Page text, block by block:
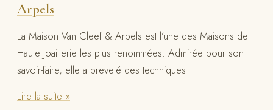
Arpels
La Maison Van Cleef & Arpels est l’une des Maisons de
Haute Joaillerie les plus renommées. Admirée pour son
savoir-faire, elle a breveté des techniques
Lire la suite »